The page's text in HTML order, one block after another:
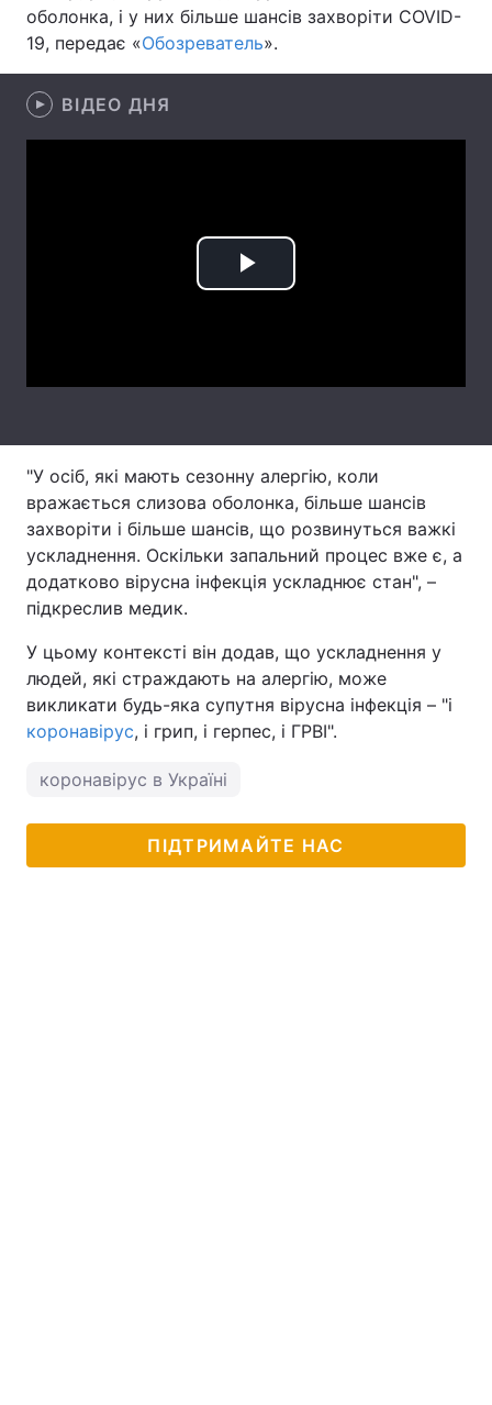
Цікавинки
Думки
Вакансії
Послуги
Тема оформлення
оболонка, і у них більше шансів захворіти COVID-
19, передає «Обозреватель».
ВІДЕО ДНЯ
Play
"У осіб, які мають сезонну алергію, коли
вражається слизова оболонка, більше шансів
захворіти і більше шансів, що розвинуться важкі
ускладнення. Оскільки запальний процес вже є, а
додатково вірусна інфекція ускладнює стан", –
підкреслив медик.
У цьому контексті він додав, що ускладнення у
людей, які страждають на алергію, може
викликати будь-яка супутня вірусна інфекція – "і
коронавірус, і грип, і герпес, і ГРВІ".
коронавірус в Україні
ПІДТРИМАЙТЕ НАС